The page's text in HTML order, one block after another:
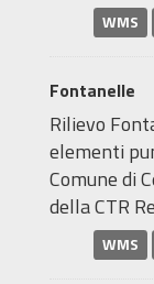
WMS
Fontanelle
Rilievo
elementi
Comune di
della CTR
WMS